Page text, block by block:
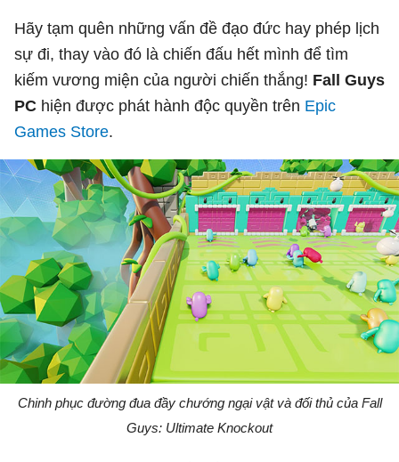
Hãy tạm quên những vấn đề đạo đức hay phép lịch
sự đi, thay vào đó là chiến đấu hết mình để tìm
kiếm vương miện của người chiến thắng! Fall Guys
PC hiện được phát hành độc quyền trên Epic
Games Store.
Chinh phục đường đua đầy chướng ngại vật và đối thủ của Fall
Guys: Ultimate Knockout